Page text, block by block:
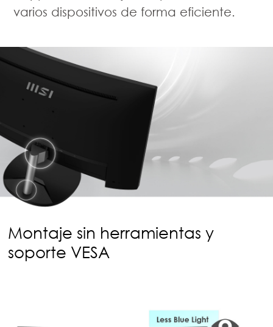
varios dispositivos de forma eficiente.
Montaje sin herramientas y
soporte VESA